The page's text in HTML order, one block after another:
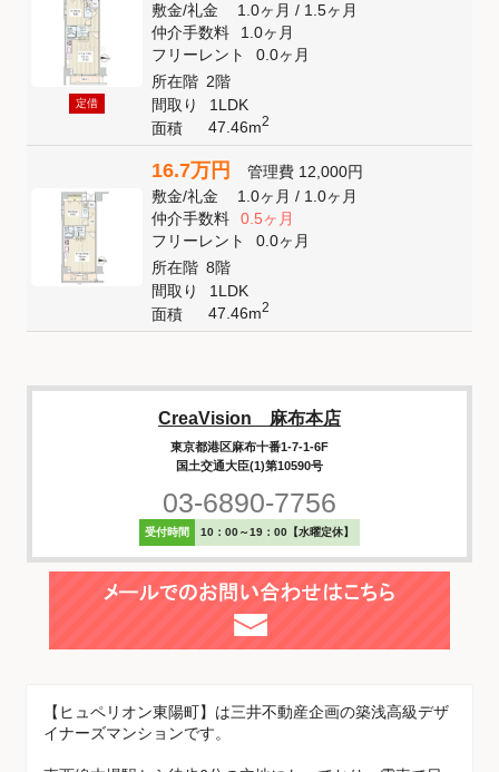
定借
敷金/礼金 1.0ヶ月/ 1.5ヶ月
仲介手数料
1.0ヶ月
フリーレント
0.0ヶ月
所在階 2階
間取り
1LDK
面積
47.46m2
16.7万円 管理費 12,000円
敷金/礼金 1.0ヶ月/ 1.0ヶ月
仲介手数料
0.5ヶ月
フリーレント
0.0ヶ月
所在階 8階
間取り
1LDK
面積
47.46m2
CreaVision 麻布本店
東京都港区麻布十番1-7-1-6F
国土交通大臣(1)第10590号
03-6890-7756
受付時間 10：00～19：00【水曜定休】
【ヒュペリオン東陽町】は三井不動産企画の築浅高級デザ
イナーズマンションです。